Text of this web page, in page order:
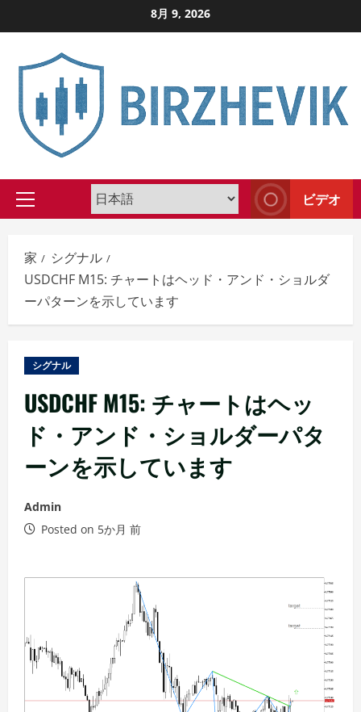
ン
ッ
8月 9, 2026
プ
イ
マ
リ
ニ
ー
ビデオ
家
シグナル
USDCHF M15: チャートはヘッド・アンド・ショルダ
ーパターンを示しています
シグナル
USDCHF M15: チャートはヘッ
ド・アンド・ショルダーパタ
ーンを示しています
Admin
Posted on 5か月 前